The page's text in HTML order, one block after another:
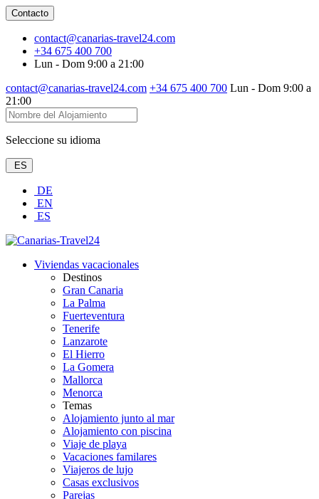
Contacto
contact@canarias-travel24.com
+34 675 400 700
Lun - Dom 9:00 a 21:00
contact@canarias-travel24.com +34 675 400 700 Lun - Dom 9:00 a
21:00
Seleccione su idioma
ES
DE
EN
ES
Viviendas vacacionales
Destinos
Gran Canaria
La Palma
Fuerteventura
Tenerife
Lanzarote
El Hierro
La Gomera
Mallorca
Menorca
Temas
Alojamiento junto al mar
Alojamiento con piscina
Viaje de playa
Vacaciones familares
Viajeros de lujo
Casas exclusivos
Parejas